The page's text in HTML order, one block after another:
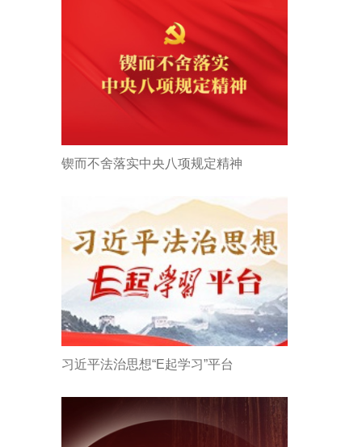
锲而不舍落实中央八项规定精神
习近平法治思想“E起学习”平台